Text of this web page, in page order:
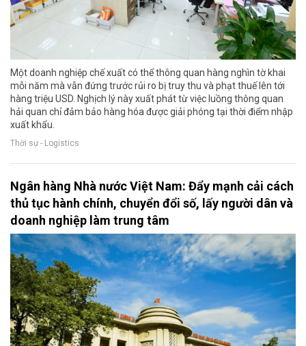
Một doanh nghiệp chế xuất có thể thông quan hàng nghìn tờ khai
mỗi năm mà vẫn đứng trước rủi ro bị truy thu và phạt thuế lên tới
hàng triệu USD. Nghịch lý này xuất phát từ việc luồng thông quan
hải quan chỉ đảm bảo hàng hóa được giải phóng tại thời điểm nhập
xuất khẩu.
Thời sự - Logistics
Ngân hàng Nhà nước Việt Nam: Đẩy mạnh cải cách
thủ tục hành chính, chuyển đổi số, lấy người dân và
doanh nghiệp làm trung tâm